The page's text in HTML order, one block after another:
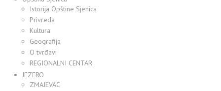
Istorija Opštine Sjenica
Privreda
Kultura
Geografija
O tvrđavi
REGIONALNI CENTAR
JEZERO
ZMAJEVAC